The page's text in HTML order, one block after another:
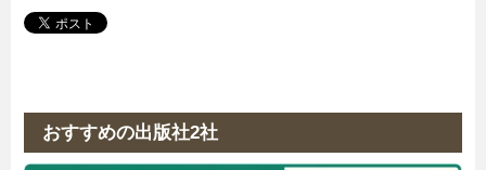
おすすめの出版社2社